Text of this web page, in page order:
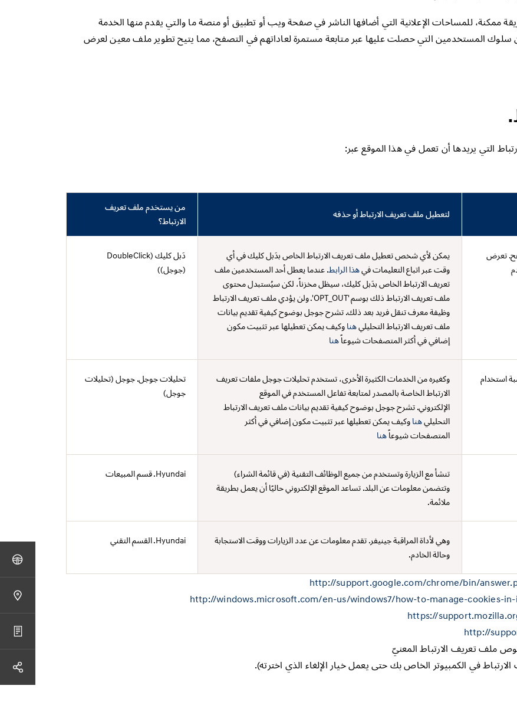
طريقة ممكنة، للمساحات الإعلانية التي أضافها الناشر في صفحة ويب أو تطبيق أو منصة ما والتي يقدم منها الخدمة
سلوك المستخدمين التي حصلت عليها عبر متابعة مستمرة لعاداتهم في التصفح، مما يتيح تطوير ملف معين لعرض
التي يريدها أن تعمل في هذا الموقع عبر:
لتعطيل ملف تعريف الارتباط أو حذفه
من يستخدم ملف تعريف
الارتباط؟
تعرض
يمكن لأي شخص تعطيل ملف تعريف الارتباط الخاص بدَبل كليك في أي
وقت عبر اتباع التعليمات فيهذا الرابط. عندما يعطل أحد المستخدمين ملف
تعريف الارتباط الخاص بدَبل كليك، سيظل مخزناً، لكن سيُستبدل محتوى
ملف تعريف الارتباط ذلك بوسم 'OPT_OUT'. ولن يؤدي ملف تعريف الارتباط
وظيفة معرف تنقل فريد بعد ذلك. تشرح جوجل بوضوح كيفية تقديم بيانات
ملف تعريف الارتباط التحليليهنا وكيف يمكن تعطيلها عبر تثبيت مكون
إضافي في أكثر المتصفحات شيوعاً هنا
دَبل كليك (DoubleClick
(جوجل))
استخدام
وكغيره من الخدمات الكثيرة الأخرى، تستخدم تحليلات جوجل ملفات تعريف
الارتباط الخاصة بالمصدر لمتابعة تفاعل المستخدم في الموقع
الإلكتروني. تشرح جوجل بوضوح كيفية تقديم بيانات ملف تعريف الارتباط
التحليليهنا وكيف يمكن تعطيلها عبر تثبيت مكون إضافي في أكثر
المتصفحات شيوعاً هنا
تحليلات جوجل. جوجل (تحليلات
جوجل)
تنشأ مع الزيارة وتستخدم من جميع الوظائف التقنية (في قائمة الشراء)
وتتضمن معلومات عن البلد. تساعد الموقع الإلكتروني حاليًا أن يعمل بطريقة
ملائمة.
Hyundai. قسم المبيعات
وهي لأداة المراقبة جينيفر. تقدم معلومات عن عدد الزيارات ووقت الاستجابة
وحالة الخادم.
Hyundai. القسم التقني
http://support.google.com/chrome/bin/
http://windows.microsoft.com/en-us/windows7/how-to-manage-cookies-
https://
http://
ملف تعريف الارتباط المعنيّ
في الكمبيوتر الخاص بك حتى يعمل خيار الإلغاء الذي اخترته).